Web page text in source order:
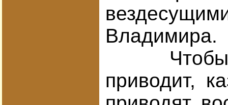
Владимира.
Чтобы
приводит,